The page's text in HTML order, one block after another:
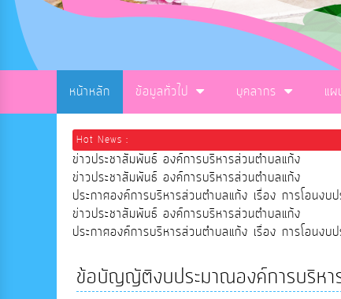
หน้าหลัก ข้อมูลทั่วไป บุคลากร แ
Hot News :
ข่าวประชาสัมพันธ์ องค์การบริหารส่วนตำบลแก้ง
ข่าวประชาสัมพันธ์ องค์การบริหารส่วนตำบลแก้ง
ประกาศองค์การบริหารส่วนตำบลแก้ง เรื่อง การโ
ข่าวประชาสัมพันธ์ องค์การบริหารส่วนตำบลแก้ง
ประกาศองค์การบริหารส่วนตำบลแก้ง เรื่อง การโ
ข้อบัญญัติงบประมาณองค์การบริห